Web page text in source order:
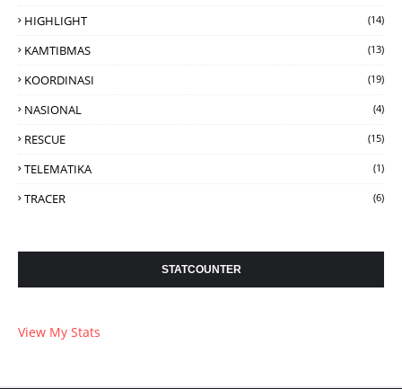
HIGHLIGHT (14)
KAMTIBMAS (13)
KOORDINASI (19)
NASIONAL (4)
RESCUE (15)
TELEMATIKA (1)
TRACER (6)
STATCOUNTER
View My Stats